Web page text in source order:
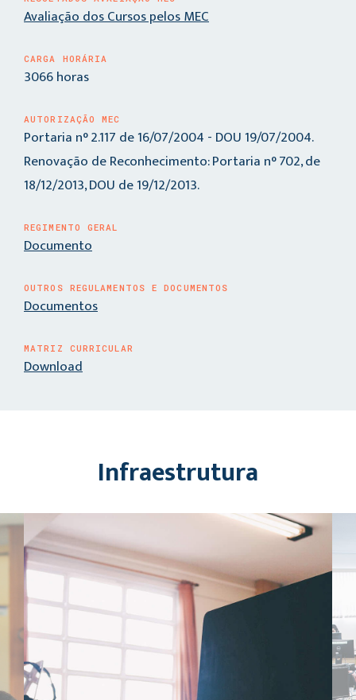
Avaliação dos Cursos pelos MEC
CARGA HORÁRIA
3066 horas
AUTORIZAÇÃO MEC
Portaria n° 2.117 de 16/07/2004 - DOU 19/07/2004.
Renovação de Reconhecimento: Portaria n° 702, de
18/12/2013, DOU de 19/12/2013.
REGIMENTO GERAL
Documento
OUTROS REGULAMENTOS E DOCUMENTOS
Documentos
MATRIZ CURRICULAR
Download
Infraestrutura